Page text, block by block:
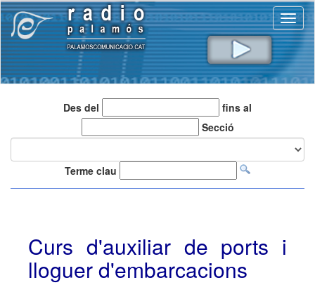
Des del
fins al
Secció
Terme clau
Curs d'auxiliar de ports i
lloguer d'embarcacions